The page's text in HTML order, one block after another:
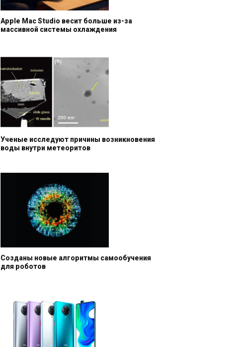
Apple Mac Studio весит больше из-за
массивной системы охлаждения
Ученые исследуют причины возникновения
воды внутри метеоритов
Созданы новые алгоритмы самообучения
для роботов